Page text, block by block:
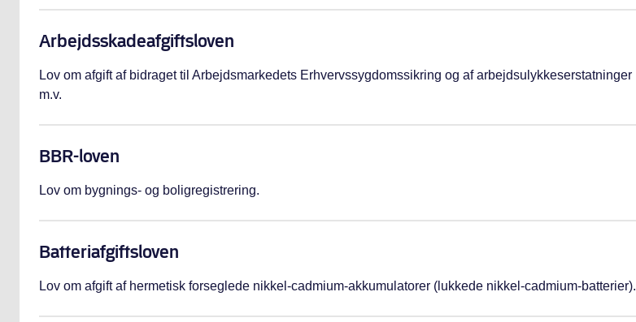
Arbejdsskadeafgiftsloven
Lov om afgift af bidraget til Arbejdsmarkedets Erhvervssygdomssikring og af arbejdsulykkeserstatninger
m.v.
BBR-loven
Lov om bygnings- og boligregistrering.
Batteriafgiftsloven
Lov om afgift af hermetisk forseglede nikkel-cadmium-akkumulatorer (lukkede nikkel-cadmium-batterier).